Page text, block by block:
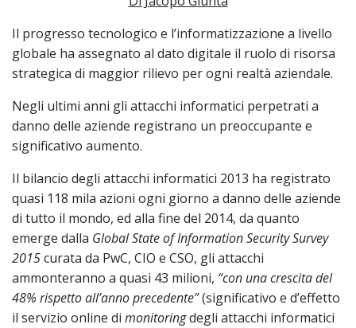
Il progresso tecnologico e l’informatizzazione a livello
globale ha assegnato al dato digitale il ruolo di risorsa
strategica di maggior rilievo per ogni realtà aziendale.
Negli ultimi anni gli attacchi informatici perpetrati a
danno delle aziende registrano un preoccupante e
significativo aumento.
Il bilancio degli attacchi informatici 2013 ha registrato
quasi 118 mila azioni ogni giorno a danno delle aziende
di tutto il mondo, ed alla fine del 2014, da quanto
emerge dalla Global State of Information Security Survey
2015curata da PwC, CIO e CSO, gli attacchi
ammonteranno a quasi 43 milioni, “con una crescita del
48% rispetto all’anno precedente”(significativo e d’effetto
il servizio online di monitoringdegli attacchi informatici